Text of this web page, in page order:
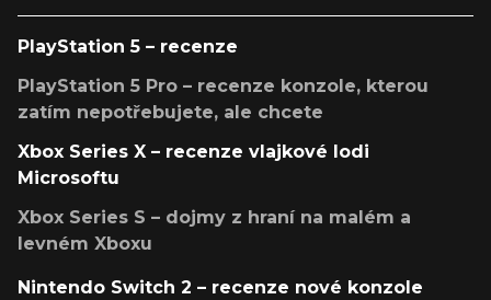
PlayStation 5 – recenze
PlayStation 5 Pro – recenze konzole, kterou
zatím nepotřebujete, ale chcete
Xbox Series X – recenze vlajkové lodi
Microsoftu
Xbox Series S – dojmy z hraní na malém a
levném Xboxu
Nintendo Switch 2 – recenze nové konzole